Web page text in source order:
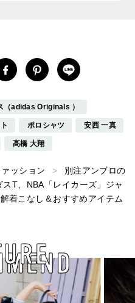
（adidas Originals ）
ポロシャツ 安西 一真
髙橋 大翔
ッション
別注アンブロの
T、NBA「レイカーズ」ジャ
着こなし＆おすすめアイテム